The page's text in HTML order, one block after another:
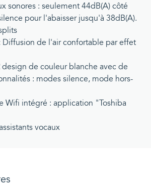
sonores : seulement 44dB(A) côté
pour l'abaisser jusqu'à 38dB(A).
de l'air confortable par effet
design de couleur blanche avec de
: modes silence, mode hors-
Wifi intégré : application "Toshiba
vocaux